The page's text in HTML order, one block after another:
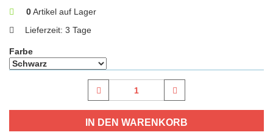
0Artikel auf Lager
Lieferzeit: 3 Tage
Farbe